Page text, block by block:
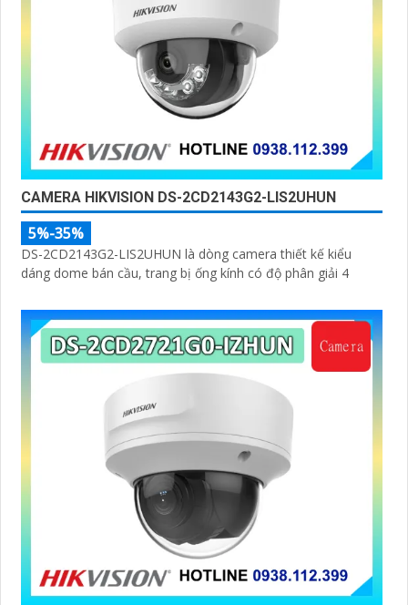
CAMERA HIKVISION DS-2CD2143G2-LIS2UHUN
5%-35%
DS-2CD2143G2-LIS2UHUN là dòng camera thiết kế kiểu
dáng dome bán cầu, trang bị ống kính có độ phân giải 4